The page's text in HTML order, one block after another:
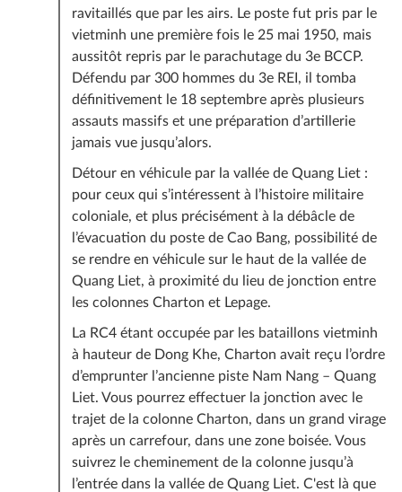
ravitaillés que par les airs. Le poste fut pris par le
vietminh une première fois le 25 mai 1950, mais
aussitôt repris par le parachutage du 3e BCCP.
Défendu par 300 hommes du 3e REI, il tomba
définitivement le 18 septembre après plusieurs
assauts massifs et une préparation d’artillerie
jamais vue jusqu’alors.
Détour en véhicule par la vallée de Quang Liet :
pour ceux qui s’intéressent à l’histoire militaire
coloniale, et plus précisément à la débâcle de
l’évacuation du poste de Cao Bang, possibilité de
se rendre en véhicule sur le haut de la vallée de
Quang Liet, à proximité du lieu de jonction entre
les colonnes Charton et Lepage.
La RC4 étant occupée par les bataillons vietminh
à hauteur de Dong Khe, Charton avait reçu l’ordre
d’emprunter l’ancienne piste Nam Nang – Quang
Liet. Vous pourrez effectuer la jonction avec le
trajet de la colonne Charton, dans un grand virage
après un carrefour, dans une zone boisée. Vous
suivrez le cheminement de la colonne jusqu’à
l’entrée dans la vallée de Quang Liet. C'est là que